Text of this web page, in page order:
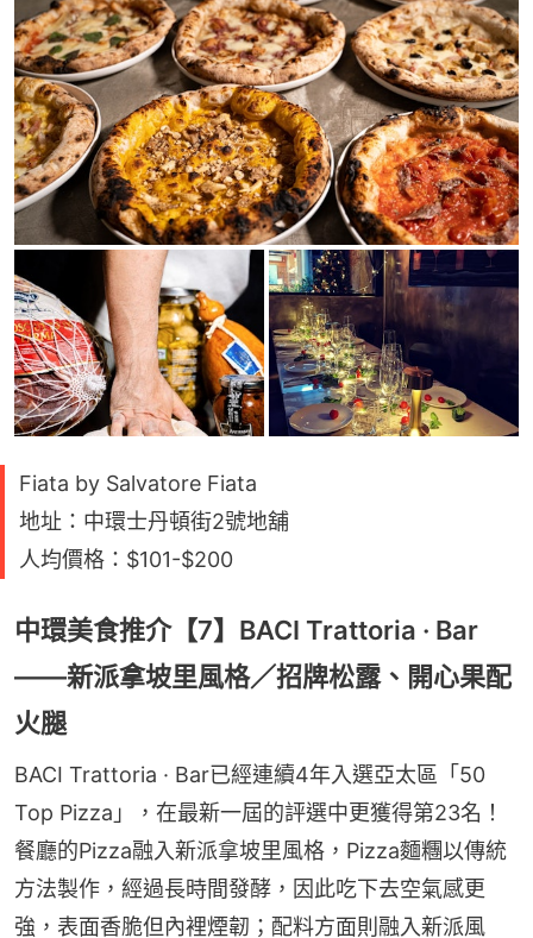
Fiata by Salvatore Fiata
地址：中環士丹頓街2號地舖
人均價格：$101-$200
中環美食推介【7】BACI Trattoria · Bar
——新派拿坡里風格／招牌松露、開心果配
火腿
BACI Trattoria · Bar已經連續4年入選亞太區「50
Top Pizza」，在最新一屆的評選中更獲得第23名！
餐廳的Pizza融入新派拿坡里風格，Pizza麵糰以傳統
方法製作，經過長時間發酵，因此吃下去空氣感更
強，表面香脆但內裡煙韌；配料方面則融入新派風